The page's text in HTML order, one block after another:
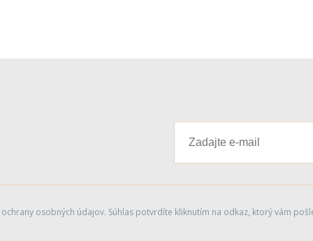
osobných údajov. Súhlas potvrdíte kliknutím na odkaz, ktorý vám